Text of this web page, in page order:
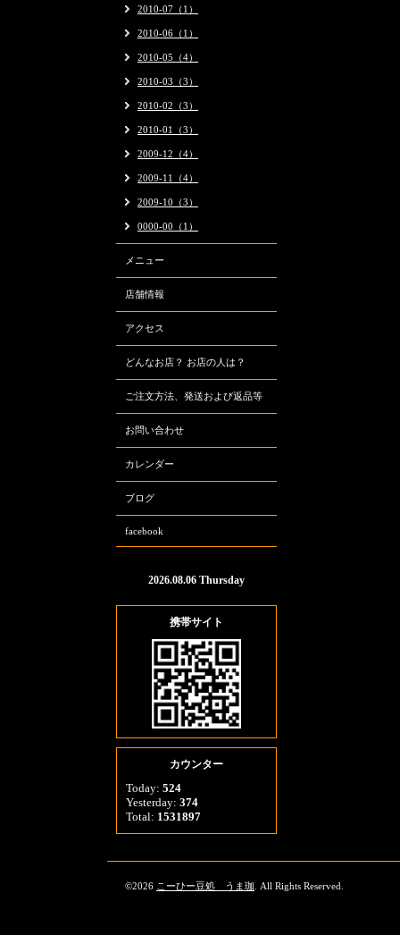
2010-07（1）
2010-06（1）
2010-05（4）
2010-03（3）
2010-02（3）
2010-01（3）
2009-12（4）
2009-11（4）
2009-10（3）
0000-00（1）
メニュー
店舗情報
アクセス
どんなお店？ お店の人は？
ご注文方法、発送および返品等
お問い合わせ
カレンダー
ブログ
facebook
2026.08.06 Thursday
携帯サイト
カウンター
Today: 524
Yesterday: 374
Total: 1531897
©2026 こーひー豆処 うま珈 . All Rights Reserved.